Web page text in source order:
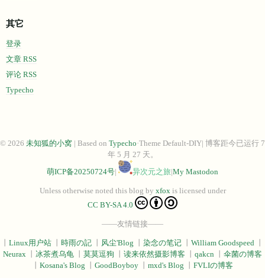
其它
登录
文章 RSS
评论 RSS
Typecho
© 2026 未知狐的小窝 | Based on Typecho·Theme Default-DIY| 博客距今已运行 7
年 5 月 27 天。
萌ICP备20250724号| 异次元之旅|My Mastodon
Unless otherwise noted this blog by xfoxis licensed under
CC BY-SA 4.0
——友情链接——
Linux用户站 時雨の記 风尘'Blog 染念の笔记 William Goodspeed
Neurax
冰茶煮乌龟 莫莫逗狗 读来依然摄影博客 qakcn
伞菌の博客
Kosana's Blog GoodBoyboy mxd's Blog FVLIの博客